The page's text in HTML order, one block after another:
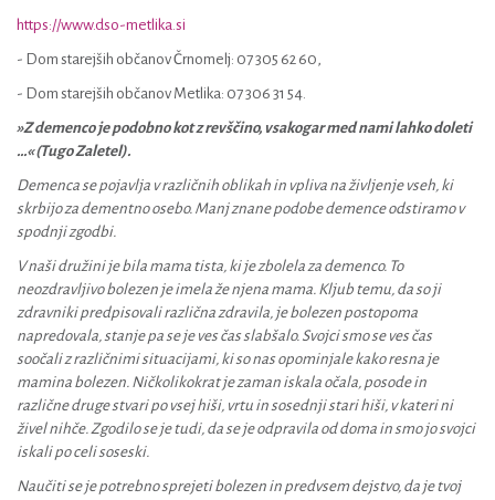
https://www.dso-metlika.si
- Dom starejših občanov Črnomelj: 07 305 62 60,
- Dom starejših občanov Metlika: 07 306 31 54.
»Z demenco je podobno kot z revščino, vsakogar med nami lahko doleti
…« (Tugo Zaletel).
Demenca se pojavlja v različnih oblikah in vpliva na življenje vseh, ki
skrbijo za dementno osebo. Manj znane podobe demence odstiramo v
spodnji zgodbi.
V naši družini je bila mama tista, ki je zbolela za demenco. To
neozdravljivo bolezen je imela že njena mama. Kljub temu, da so ji
zdravniki predpisovali različna zdravila, je bolezen postopoma
napredovala, stanje pa se je ves čas slabšalo. Svojci smo se ves čas
soočali z različnimi situacijami, ki so nas opominjale kako resna je
mamina bolezen. Ničkolikokrat je zaman iskala očala, posode in
različne druge stvari po vsej hiši, vrtu in sosednji stari hiši, v kateri ni
živel nihče. Zgodilo se je tudi, da se je odpravila od doma in smo jo svojci
iskali po celi soseski.
Naučiti se je potrebno sprejeti bolezen in predvsem dejstvo, da je tvoj